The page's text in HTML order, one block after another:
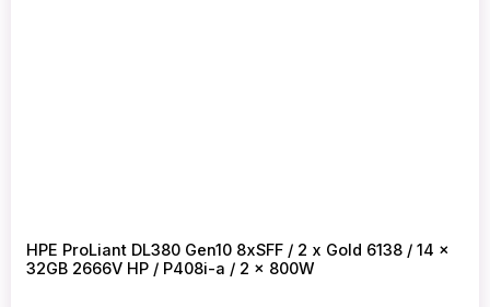
HPE ProLiant DL380 Gen10 8xSFF / 2 x Gold 6138 / 14 x
32GB 2666V HP / P408i-a / 2 x 800W